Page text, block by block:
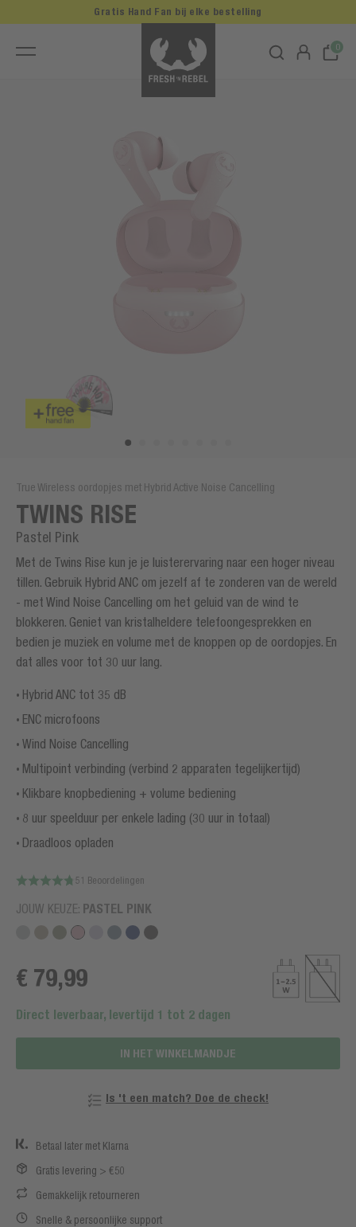
0
Gratis Hand Fan bij elke bestelling
True Wireless oordopjes met Hybrid Active Noise Cancelling
TWINS RISE
Pastel Pink
Met de Twins Rise kun je je luisterervaring naar een hoger niveau
tillen. Gebruik Hybrid ANC om jezelf af te zonderen van de wereld
- met Wind Noise Cancelling om het geluid van de wind te
blokkeren. Geniet van kristalheldere telefoongesprekken en
bedien je muziek en volume met de knoppen op de oordopjes. En
dat alles voor tot 30 uur lang.
Hybrid ANC tot 35 dB
ENC microfoons
Wind Noise Cancelling
Multipoint verbinding (verbind 2 apparaten tegelijkertijd)
Klikbare knopbediening + volume bediening
8 uur speelduur per enkele lading (30 uur in totaal)
Draadloos opladen
51 Beoordelingen
JOUW KEUZE: PASTEL PINK
€ 79,99
Direct leverbaar, levertijd 1 tot 2 dagen
IN HET WINKELMANDJE
Is 't een match? Doe de check!
Betaal later met Klarna
Gratis levering > €50
Gemakkelijk retourneren
Snelle & persoonlijke support